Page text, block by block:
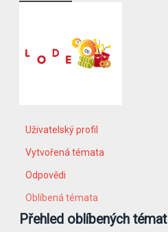
Uživatelský profil
Vytvořená témata
Odpovědi
Oblíbená témata
Přehled oblíbených témat